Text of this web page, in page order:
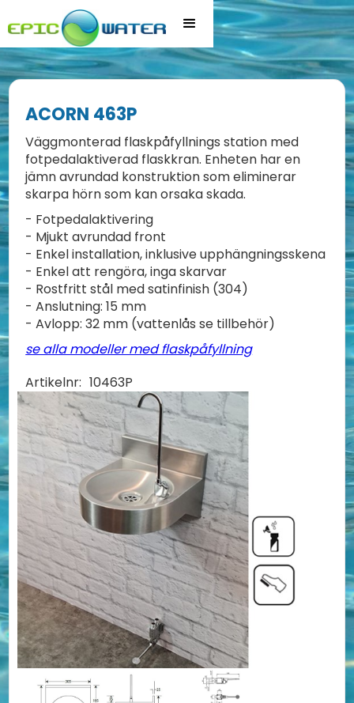
ACORN 463P
Väggmonterad flaskpåfyllnings station med
fotpedalaktiverad flaskkran. Enheten har en
jämn avrundad konstruktion som eliminerar
skarpa hörn som kan orsaka skada.
- Fotpedalaktivering
- Mjukt avrundad front
- Enkel installation, inklusive upphängningsskena
- Enkel att rengöra, inga skarvar
- Rostfritt stål med satinfinish (304)
- Anslutning: 15 mm
- Avlopp: 32 mm (vattenlås se tillbehör)
se alla modeller med flaskpåfyllning
Artikelnr: 10463P